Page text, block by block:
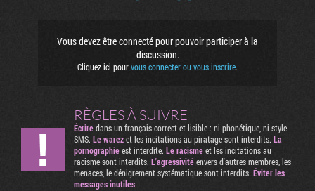
Vous devez être connecté pour pouvoir participer à la
discussion.
Cliquez ici pourvous connecter ou vous inscrire.
RÈGLES À SUIVRE
Écriredans un français correct et lisible : ni phonétique, ni style
SMS. Le warezet les incitations au piratage sont interdits. La
pornographieest interdite. Le racismeet les incitations au
racisme sont interdits. L'agressivitéenvers d'autres membres, les
menaces, le dénigrement systématique sont interdits. Éviter les
messages inutiles